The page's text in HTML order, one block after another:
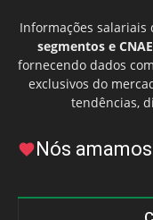
Informações salariais
segmentos e
fornecendo dados
exclusivos do
tendências,
Nós